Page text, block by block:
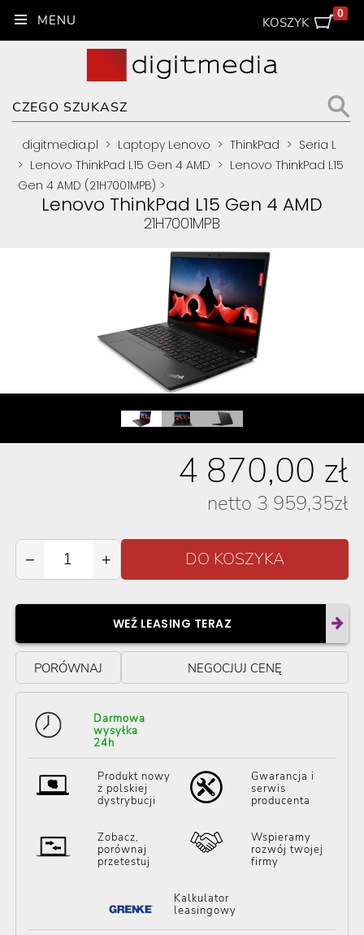
KOSZYK
0
digitmedia.pl > Laptopy Lenovo > ThinkPad > Seria L
> Lenovo ThinkPad L15 Gen 4 AMD > Lenovo ThinkPad L15
Gen 4 AMD (21H7001MPB) >
Lenovo ThinkPad L15 Gen 4 AMD
21H7001MPB
4 870,00 zł
netto 3 959,35zł
− +
WEŹ LEASING TERAZ
PORÓWNAJ NEGOCJUJ CENĘ
Darmowa
wysyłka
24h
Produkt nowy
z polskiej
dystrybucji
Gwarancja i
serwis
producenta
Zobacz,
porównaj
przetestuj
Wspieramy
rozwój twojej
firmy
Kalkulator
leasingowy